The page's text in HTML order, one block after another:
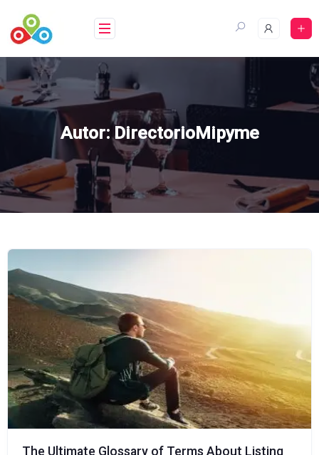
contenido
Autor:DirectorioMipyme
The Ultimate Glossary of Terms About Listing